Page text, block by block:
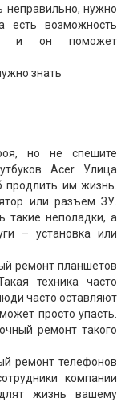
неправильно, нужно
есть возможность
и он поможет
знать
но не спешите
Acer Улица
продлить им жизнь.
или разъем ЗУ.
такие неполадки, а
– установка или
ремонт планшетов
техника часто
часто оставляют
просто упасть.
ремонт такого
ремонт телефонов
компании
жизнь вашему